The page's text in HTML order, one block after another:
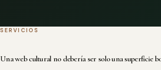
SERVICIOS
Una web cultural no debería ser solo una superficie